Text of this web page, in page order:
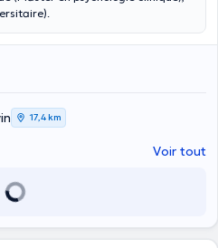
17,4 km
Voir tout